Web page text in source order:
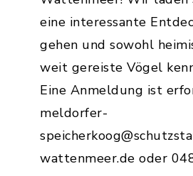
eine interessante
gehen und sowohl
weit gereiste Vögel
Eine Anmeldung ist
meldorfer-
wattenmeer.de oder